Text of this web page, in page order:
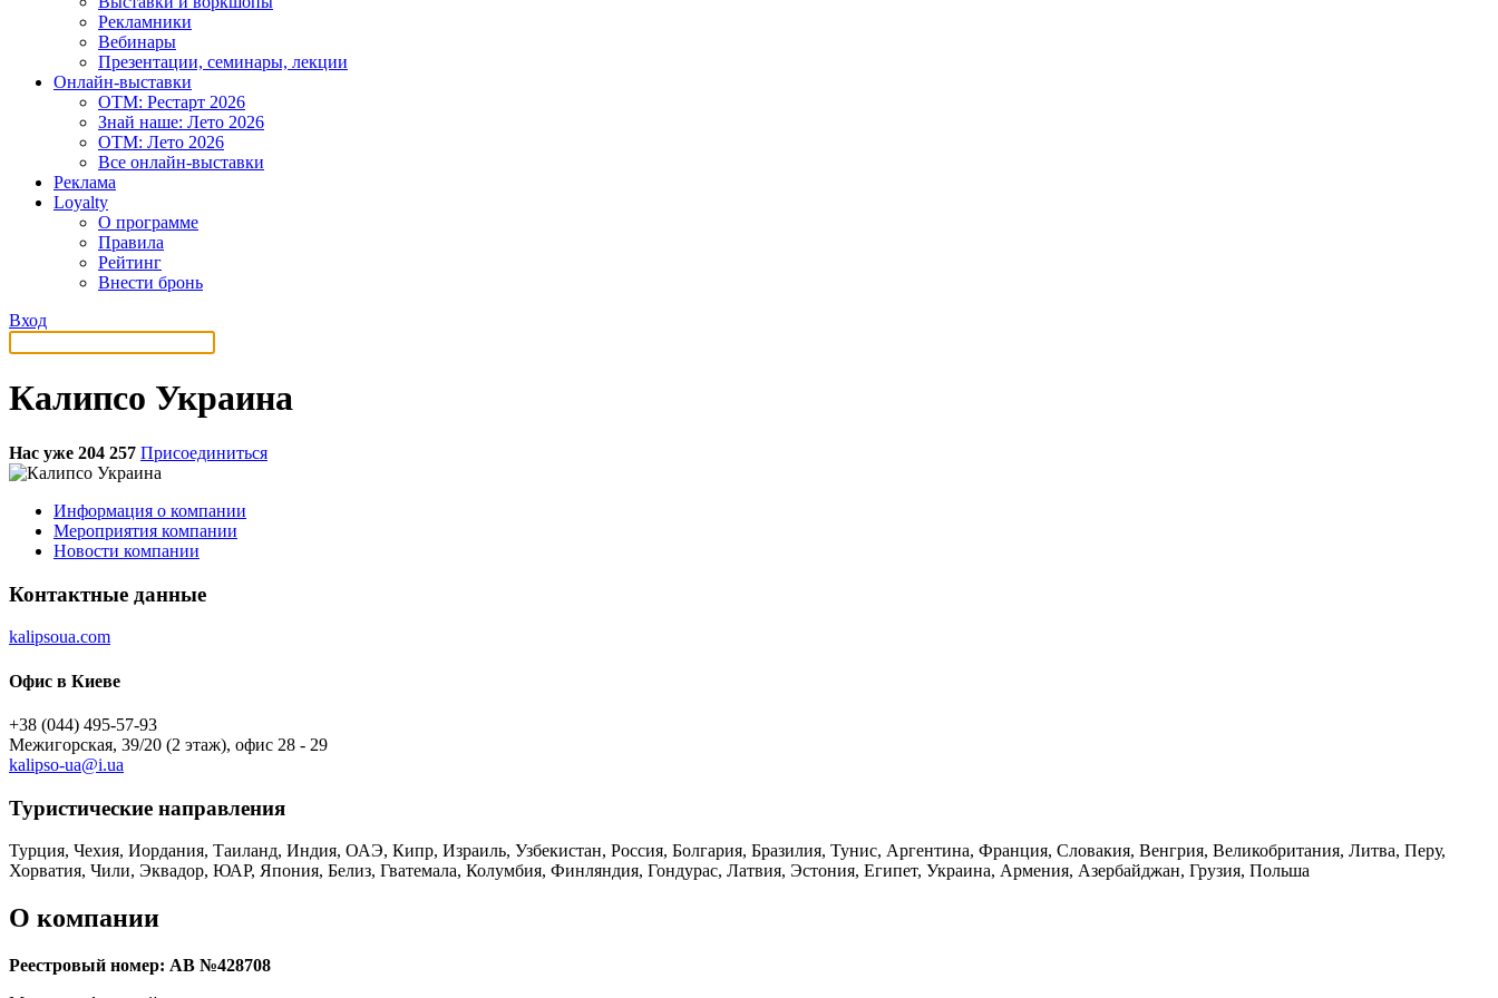
Рекламники
Вебинары
Презентации, семинары, лекции
Онлайн-выставки
OTM: Рестарт 2026
Знай наше: Лето 2026
OTM: Лето 2026
Все онлайн-выставки
Реклама
Loyalty
О программе
Правила
Рейтинг
Внести бронь
Вход
Калипсо Украина
Нас уже 204 257 Присоединиться
Информация о компании
Мероприятия компании
Новости компании
Контактные данные
kalipsoua.com
Офис в Киеве
+38 (044) 495-57-93
Межигорская, 39/20 (2 этаж), офис 28 - 29
kalipso-ua@i.ua
Туристическиe направления
Турция, Чехия, Иордания, Таиланд, Индия, ОАЭ, Кипр, Израиль, Узбекистан, Россия, Болгария, Бразилия, Тунис, Аргентина, Франция, Словакия, Венгрия, Великобритания, Литва, Перу,
Хорватия, Чили, Эквадор, ЮАР, Япония, Белиз, Гватемала, Колумбия, Финляндия, Гондурас, Латвия, Эстония, Египет, Украина, Армения, Азербайджан, Грузия, Польша
О компании
Реестровый номер: АВ №428708